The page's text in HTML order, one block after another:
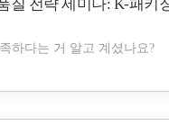
질 전략 세미나: K-패키
하다는 거 알고 계셨나요?